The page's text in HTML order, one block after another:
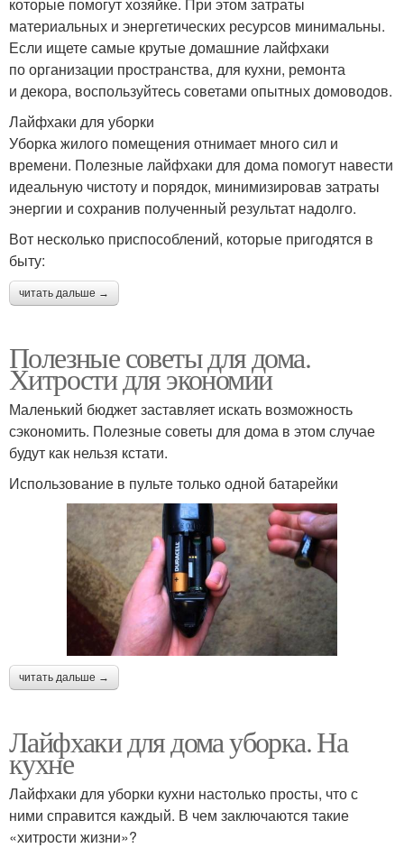
которые помогут хозяйке. При этом затраты
материальных и энергетических ресурсов минимальны.
Если ищете самые крутые домашние лайфхаки
по организации пространства, для кухни, ремонта
и декора, воспользуйтесь советами опытных домоводов.
Лайфхаки для уборки
Уборка жилого помещения отнимает много сил и
времени. Полезные лайфхаки для дома помогут навести
идеальную чистоту и порядок, минимизировав затраты
энергии и сохранив полученный результат надолго.
Вот несколько приспособлений, которые пригодятся в
быту:
читать дальше →
Полезные советы для дома.
Хитрости для экономии
Маленький бюджет заставляет искать возможность
сэкономить. Полезные советы для дома в этом случае
будут как нельзя кстати.
Использование в пульте только одной батарейки
читать дальше →
Лайфхаки для дома уборка. На
кухне
Лайфхаки для уборки кухни настолько просты, что с
ними справится каждый. В чем заключаются такие
«хитрости жизни»?